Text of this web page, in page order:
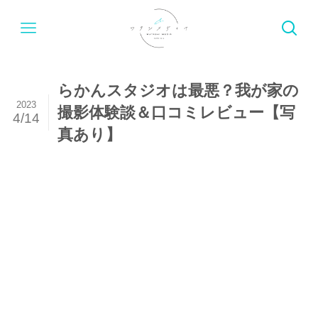
らかんスタジオは最悪？我が家の
撮影体験談＆口コミレビュー【写
真あり】
2023
4/14